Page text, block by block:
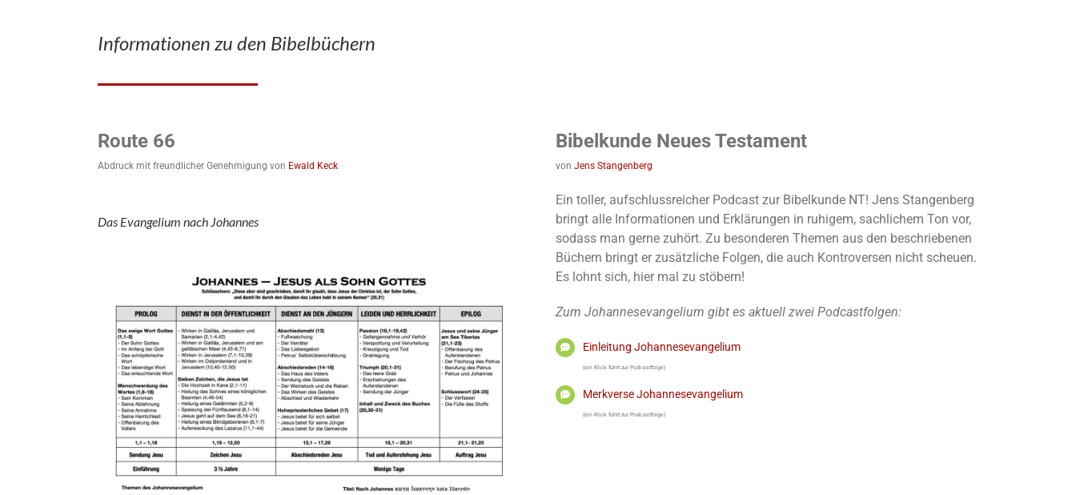
Informationen zu den Bibelbüchern
Route 66
Abdruck mit freundlicher Genehmigung von Ewald Keck
Das Evangelium nach Johannes
Bibelkunde Neues Testament
von Jens Stangenberg
Ein toller, aufschlussreicher Podcast zur Bibelkunde NT! Jens Stangenberg
bringt alle Informationen und Erklärungen in ruhigem, sachlichem Ton vor,
sodass man gerne zuhört. Zu besonderen Themen aus den beschriebenen
Büchern bringt er zusätzliche Folgen, die auch Kontroversen nicht scheuen.
Es lohnt sich, hier mal zu stöbern!
Zum Johannesevangelium gibt es aktuell zwei Podcastfolgen:
Einleitung Johannesevangelium
(ein Klick führt zur Podcastfolge)
Merkverse Johannesevangelium
(ein Klick führt zur Podcastfolge)